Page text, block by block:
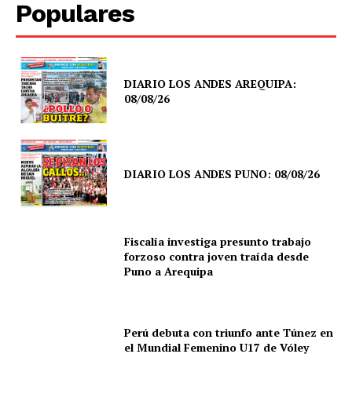
Populares
DIARIO LOS ANDES AREQUIPA:
08/08/26
DIARIO LOS ANDES PUNO: 08/08/26
Fiscalía investiga presunto trabajo
forzoso contra joven traída desde
Puno a Arequipa
Perú debuta con triunfo ante Túnez en
el Mundial Femenino U17 de Vóley